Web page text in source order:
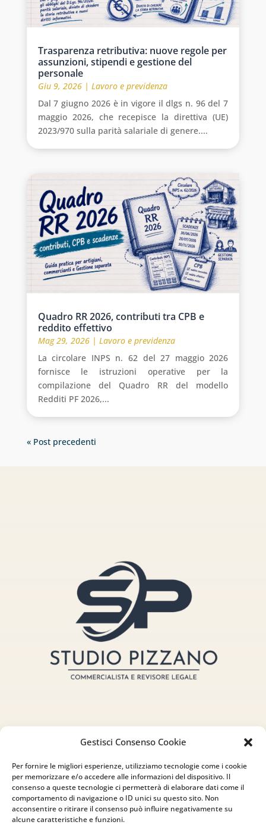
Gestisci Consenso Cookie
Per fornire le migliori esperienze, utilizziamo tecnologie come i cookie
per memorizzare e/o accedere alle informazioni del dispositivo. Il
consenso a queste tecnologie ci permetterà di elaborare dati come il
comportamento di navigazione o ID unici su questo sito. Non
acconsentire o ritirare il consenso può influire negativamente su
alcune caratteristiche e funzioni.
Trasparenza retributiva: nuove regole per
assunzioni, stipendi e gestione del
personale
Giu 9, 2026| Lavoro e previdenza
Dal 7 giugno 2026 è in vigore il dlgs n. 96 del 7
maggio 2026, che recepisce la direttiva (UE)
2023/970 sulla parità salariale di genere....
Quadro RR 2026, contributi tra CPB e
reddito effettivo
Mag 29, 2026| Lavoro e previdenza
La circolare INPS n. 62 del 27 maggio 2026
fornisce le istruzioni operative per la
compilazione del Quadro RR del modello
Redditi PF 2026,...
« Post precedenti
via Sant’Alessio, 5
83030 Venticano (AV)